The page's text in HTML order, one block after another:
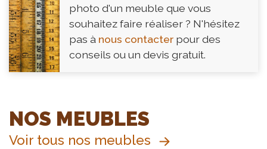
photo d'un meuble que vous
souhaitez faire réaliser ? N'hésitez
pas à nous contacter pour des
conseils ou un devis gratuit.
NOS MEUBLES
Voir tous nos meubles